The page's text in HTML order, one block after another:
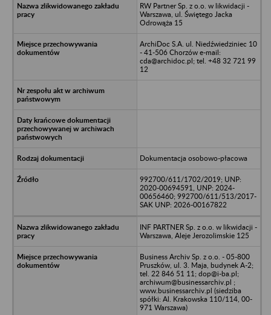
RW Partner Sp. z o.o. w likwidacji -
Warszawa, ul. Świętego Jacka
Odrowąża 15
ArchiDoc S.A. ul. Niedźwiedziniec 10
- 41-506 Chorzów e-mail:
cda@archidoc.pl; tel. +48 32 721 99
12
Dokumentacja osobowo-płacowa
992700/611/1702/2019; UNP:
2020-00694591, UNP: 2024-
00656460; 992700/611/513/2017-
SAK UNP: 2026-00167822
INF PARTNER Sp. z o.o. w likwidacji -
Warszawa, Aleje Jerozolimskie 125
Business Archiv Sp. z o.o. - 05-800
Pruszków, ul. 3. Maja, budynek A-2;
tel. 22 846 51 11; dop@i-ba.pl;
archiwum@businessarchiv.pl ;
www.businessarchiv.pl (siedziba
spółki: Al. Krakowska 110/114, 00-
971 Warszawa)